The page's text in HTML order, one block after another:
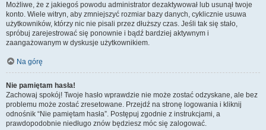
Możliwe, że z jakiegoś powodu administrator dezaktywował lub usunął twoje
konto. Wiele witryn, aby zmniejszyć rozmiar bazy danych, cyklicznie usuwa
użytkowników, którzy nic nie pisali przez dłuższy czas. Jeśli tak się stało,
spróbuj zarejestrować się ponownie i bądź bardziej aktywnym i
zaangażowanym w dyskusje użytkownikiem.
Na górę
Nie pamiętam hasła!
Zachowaj spokój! Twoje hasło wprawdzie nie może zostać odzyskane, ale bez
problemu może zostać zresetowane. Przejdź na stronę logowania i kliknij
odnośnik “Nie pamiętam hasła”. Postępuj zgodnie z instrukcjami, a
prawdopodobnie niedługo znów będziesz móc się zalogować.